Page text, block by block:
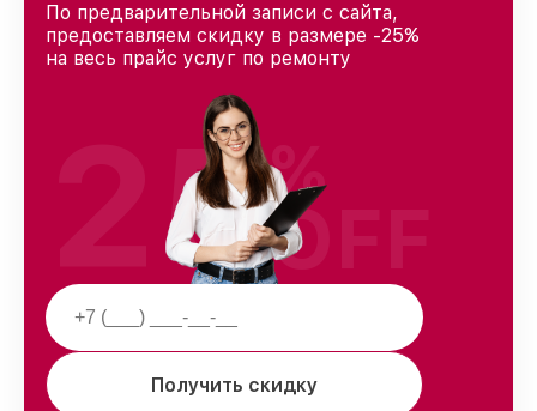
По предварительной записи с сайта,
предоставляем скидку в размере -25%
на весь прайс услуг по ремонту
Получить скидку
25%
OFF